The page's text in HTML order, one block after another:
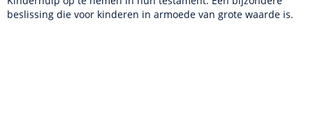
beslissing die voor kinderen in armoede van grote waarde is.